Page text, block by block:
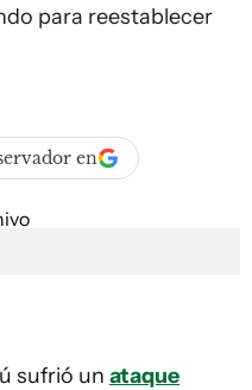
para reestablecer
en
sufrió un ataque